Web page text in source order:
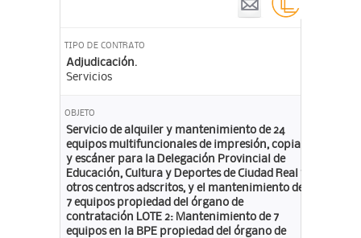
TIPO DE CONTRATO
Adjudicación.
Servicios
OBJETO
Servicio de alquiler y mantenimiento de 24
equipos multifuncionales de impresión, copia
y escáner para la Delegación Provincial de
Educación, Cultura y Deportes de Ciudad Real y
otros centros adscritos, y el mantenimiento de
7 equipos propiedad del órgano de
contratación LOTE 2: Mantenimiento de 7
equipos en la BPE propiedad del órgano de